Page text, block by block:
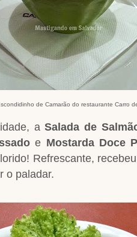
de Camarão do restaurante Carro
aSalada de
e Mostarda Doce
Refrescante,
o paladar.